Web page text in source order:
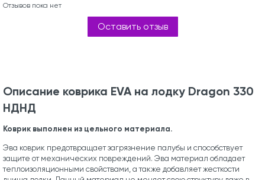
Отзывов пока нет
Оставить отзыв
Описание коврика EVA на лодку Dragon 330
НДНД
Коврик выполнен из цельного материала.
Эва коврик предотвращает загрязнение палубы и способствует
защите от механических повреждений. Эва материал обладает
теплоизоляционными свойствами, а также добавляет жесткости